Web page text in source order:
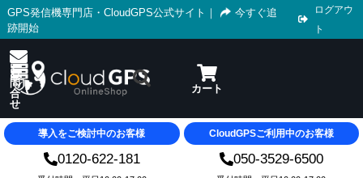
GPS発信機専門店・CloudGPS公式サイト ｜
今すぐ追
跡開始
ログアウ
ト
導入をご検討中のお客様 CloudGPSご利用中のお客様
0120-622-181 050-3529-6500